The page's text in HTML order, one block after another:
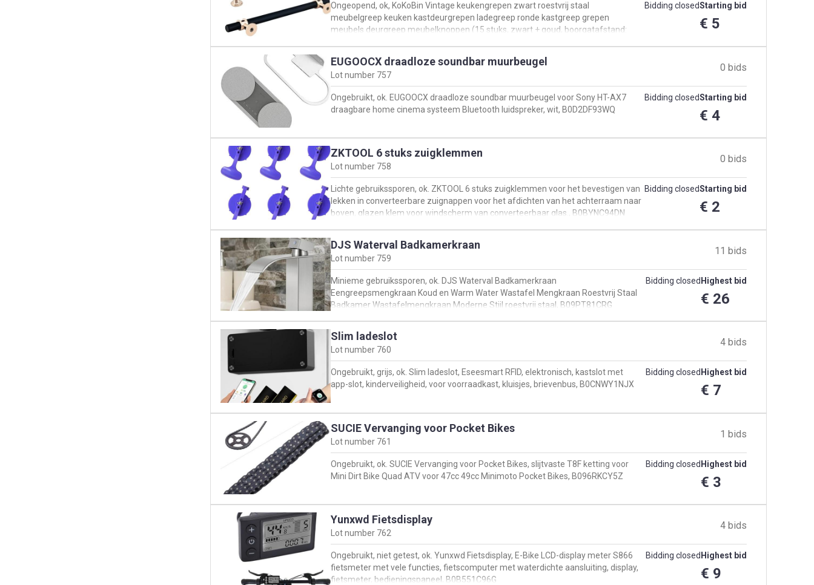
Ongeopend, ok, KoKoBin Vintage keukengrepen zwart roestvrij staal
meubelgreep keuken kastdeurgrepen ladegreep ronde kastgreep grepen
meubels deurgreep meubelknoppen (15 stuks, zwart + goud, boorgatafstand:
Bidding closedStarting bid
€ 5
EUGOOCX draadloze soundbar muurbeugel
Lot number 757
0 bids
Ongebruikt, ok. EUGOOCX draadloze soundbar muurbeugel voor Sony HT-AX7
draagbare home cinema systeem Bluetooth luidspreker, wit, B0D2DF93WQ
Bidding closedStarting bid
€ 4
ZKTOOL 6 stuks zuigklemmen
Lot number 758
0 bids
Lichte gebruikssporen, ok. ZKTOOL 6 stuks zuigklemmen voor het bevestigen van
lekken in converteerbare zuignappen voor het afdichten van het achterraam naar
boven, glazen klem voor windscherm van converteerbaar glas., B0BYNC94DN
Bidding closedStarting bid
€ 2
DJS Waterval Badkamerkraan
Lot number 759
11 bids
Minieme gebruikssporen, ok. DJS Waterval Badkamerkraan
Eengreepsmengkraan Koud en Warm Water Wastafel Mengkraan Roestvrij Staal
Badkamer Wastafelmengkraan Moderne Stijl roestvrij staal, B09PT81CRG
Bidding closedHighest bid
€ 26
Slim ladeslot
Lot number 760
4 bids
Ongebruikt, grijs, ok. Slim ladeslot, Eseesmart RFID, elektronisch, kastslot met
app-slot, kinderveiligheid, voor voorraadkast, kluisjes, brievenbus, B0CNWY1NJX
Bidding closed Highest bid
€ 7
SUCIE Vervanging voor Pocket Bikes
Lot number 761
1 bids
Ongebruikt, ok. SUCIE Vervanging voor Pocket Bikes, slijtvaste T8F ketting voor
Mini Dirt Bike Quad ATV voor 47cc 49cc Minimoto Pocket Bikes, B096RKCY5Z
Bidding closedHighest bid
€ 3
Yunxwd Fietsdisplay
Lot number 762
4 bids
Ongebruikt, niet getest, ok. Yunxwd Fietsdisplay, E-Bike LCD-display meter S866
fietsmeter met vele functies, fietscomputer met waterdichte aansluiting, display,
fietsmeter, bedieningspaneel, B0B551C96G
Bidding closed Highest bid
€ 9